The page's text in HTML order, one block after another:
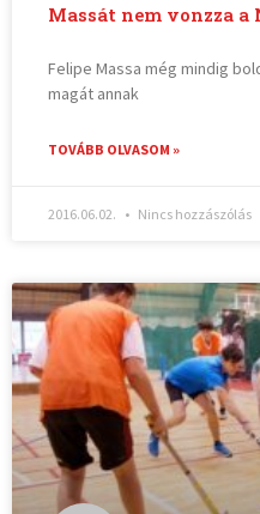
Massát nem vonzza a
Felipe Massa még mindig
magát annak
TOVÁBB OLVASOM »
2016.06.02. Nincs hozzászólás